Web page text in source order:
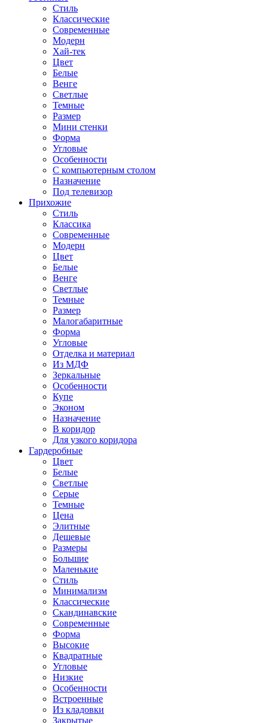
Стиль
Классические
Современные
Модерн
Хай-тек
Цвет
Белые
Венге
Светлые
Темные
Размер
Мини стенки
Форма
Угловые
Особенности
С компьютерным столом
Назначение
Под телевизор
Прихожие
Стиль
Классика
Современные
Модерн
Цвет
Белые
Венге
Светлые
Темные
Размер
Малогабаритные
Форма
Угловые
Отделка и материал
Из МДФ
Зеркальные
Особенности
Купе
Эконом
Назначение
В коридор
Для узкого коридора
Гардеробные
Цвет
Белые
Светлые
Серые
Темные
Цена
Элитные
Дешевые
Размеры
Большие
Маленькие
Стиль
Минимализм
Классические
Скандинавские
Современные
Форма
Высокие
Квадратные
Угловые
Низкие
Особенности
Встроенные
Из кладовки
Закрытые